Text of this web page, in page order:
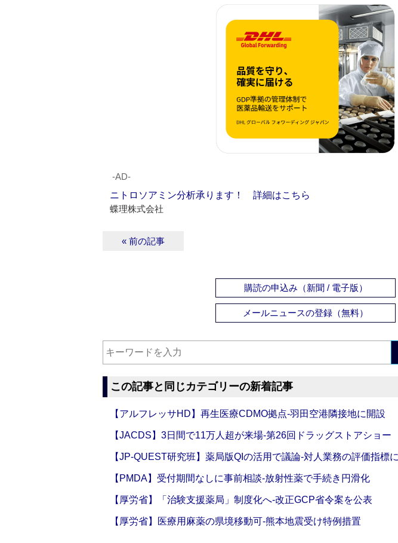
‐AD‐
ニトロソアミン分析承ります！ 詳細はこちら
蝶理株式会社
« 前の記事
購読の申込み（新聞 / 電子版）
メールニュースの登録（無料）
この記事と同じカテゴリーの新着記事
【アルフレッサHD】再生医療CDMO拠点‐羽田空港隣接地に開設
【JACDS】3日間で11万人超が来場‐第26回ドラッグストアショー
【JP-QUEST研究班】薬局版QIの活用で議論‐対人業務の評価指標に
【PMDA】受付期間なしに事前相談‐放射性薬で手続き円滑化
【厚労省】「治験支援薬局」制度化へ‐改正GCP省令案を公表
【厚労省】医療用麻薬の県境移動可‐熊本地震受け特例措置